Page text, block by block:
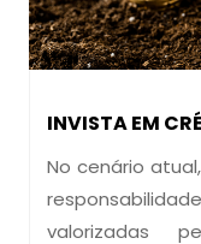
INVISTA EM
No cenário
valorizadas